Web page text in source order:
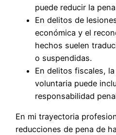
puede reducir la
En delitos de
económica y el
hechos suelen
o suspendidas.
En delitos fiscales,
voluntaria puede
responsabilidad
En mi trayectoria
reducciones de pena de